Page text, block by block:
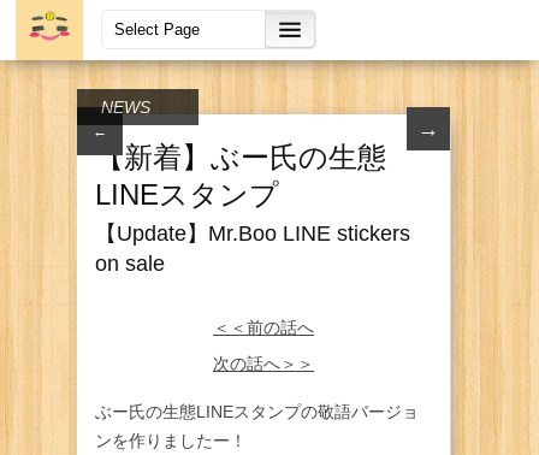
← →
NEWS
【新着】ぶー氏の生態
LINEスタンプ
【Update】Mr.Boo LINE stickers
on sale
＜＜前の話へ
次の話へ＞＞
ぶー氏の生態LINEスタンプの敬語バージョ
ンを作りましたー！